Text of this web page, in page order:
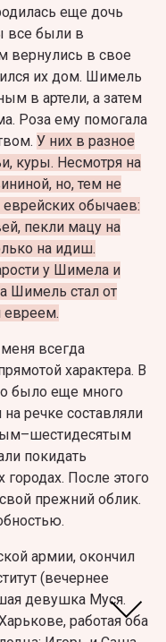
еще дочь
все были в
вернулись в свое
их дом. Шимель
в артели, а затем
Роза ему помогала
У них в разное
куры. Несмотря на
но, тем не
обычаев:
пекли мацу на
на идиш.
у Шимела и
Шимель стал от
всегда
характера. В
было еще много
речке составляли
покидать
После этого
прежний облик.
армии, окончил
(вечернее
девушка Муся.
работая оба